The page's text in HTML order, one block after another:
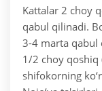
Kattalar 2 choy
qabul qilinadi.
3-4 marta qabul
1/2 choy qoshiq
shifokorning